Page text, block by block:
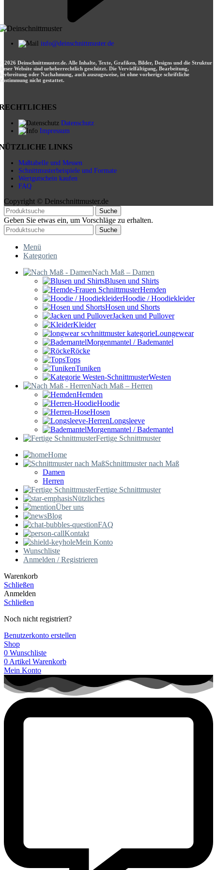
info@deinschnittmuster.de
2026 Deinschnittmuster.de. Alle Inhalte, Texte, Grafiken, Bilder, Designs und die Struktur
Website sind urheberrechtlich geschützt. Die Vervielfältigung, Bearbeitung,
oder Nachahmung, auch auszugsweise, ist ohne vorherige schriftliche
nicht gestattet.
Datenschutz
Impressum
LINKS
Maßtabelle und Messen
Schnittmusterbeispiele und Formate
Wertgutschein kaufen
FAQ
Copyright © Deinschnittmuster.de
Suche
Geben Sie etwas ein, um Vorschläge zu erhalten.
Suche
Menü
Kategorien
Nach Maß – Damen
Blusen und Shirts
Hemden
Hoodie / Hoodiekleider
Hosen und Shorts
Jacken und Pullover
Kleider
Loungewear
Morgenmantel / Bademantel
Röcke
Tops
Tuniken
Westen
Nach Maß – Herren
Hemden
Hoodie
Hosen
Longsleeve
Morgenmantel / Bademantel
Fertige Schnittmuster
Home
Schnittmuster nach Maß
Damen
Herren
Fertige Schnittmuster
Nützliches
Über uns
Blog
FAQ
Kontakt
Mein Konto
Wunschliste
Anmelden / Registrieren
Warenkorb
Schließen
Anmelden
Schließen
Noch nicht registriert?
Benutzerkonto erstellen
Shop
0 Wunschliste
0 Artikel Warenkorb
Mein Konto